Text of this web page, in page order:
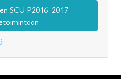
SCU P2016-2017